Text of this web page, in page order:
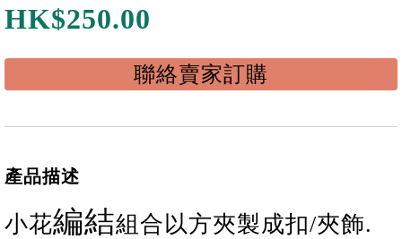
HK$250.00
聯絡賣家訂購
產品描述
小花編結組合以方夾製成扣/夾飾.